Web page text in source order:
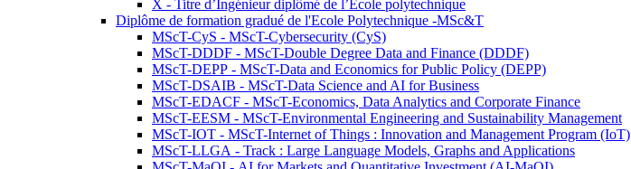
X - Titre d’Ingénieur diplômé de l’École polytechnique
Diplôme de formation gradué de l'Ecole Polytechnique -MSc&T
MScT-CyS - MScT-Cybersecurity (CyS)
MScT-DDDF - MScT-Double Degree Data and Finance (DDDF)
MScT-DEPP - MScT-Data and Economics for Public Policy (DEPP)
MScT-DSAIB - MScT-Data Science and AI for Business
MScT-EDACF - MScT-Economics, Data Analytics and Corporate Finance
MScT-EESM - MScT-Environmental Engineering and Sustainability Management
MScT-IOT - MScT-Internet of Things : Innovation and Management Program (IoT)
MScT-LLGA - Track : Large Language Models, Graphs and Applications